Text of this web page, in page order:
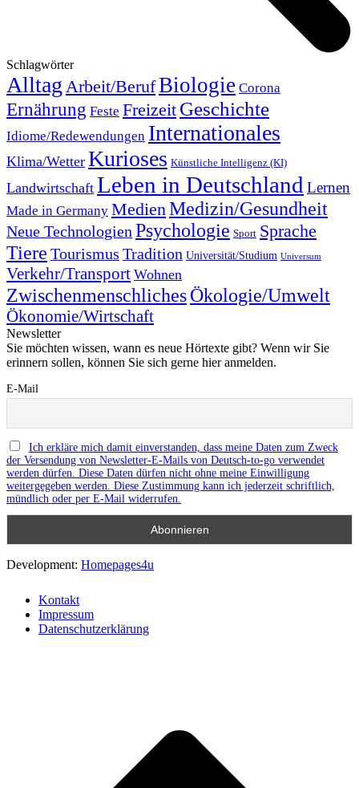
Schlagwörter
Alltag Arbeit/BerufBiologie Corona
Ernährung Feste Freizeit Geschichte
Idiome/Redewendungen Internationales
Klima/Wetter Kurioses Künstliche Intelligenz (KI)
Landwirtschaft Leben in Deutschland Lernen
Made in Germany Medien Medizin/Gesundheit
Neue Technologien Psychologie Sport Sprache
Tiere Tourismus Tradition Universität/Studium Universum
Verkehr/Transport Wohnen
ZwischenmenschlichesÖkologie/Umwelt
Ökonomie/Wirtschaft
Newsletter
Sie möchten wissen, wann es neue Hörtexte gibt? Wenn wir Sie
erinnern sollen, können Sie sich gerne hier anmelden.
E-Mail
Ich erkläre mich damit einverstanden, dass meine Daten zum Zweck
der Versendung von Newsletter-E-Mails von Deutsch-to-go verwendet
werden dürfen. Diese Daten dürfen nicht ohne meine Einwilligung
weitergegeben werden. Diese Zustimmung kann ich jederzeit schriftlich,
mündlich oder per E-Mail widerrufen.
Development: Homepages4u
Kontakt
Impressum
Datenschutzerklärung